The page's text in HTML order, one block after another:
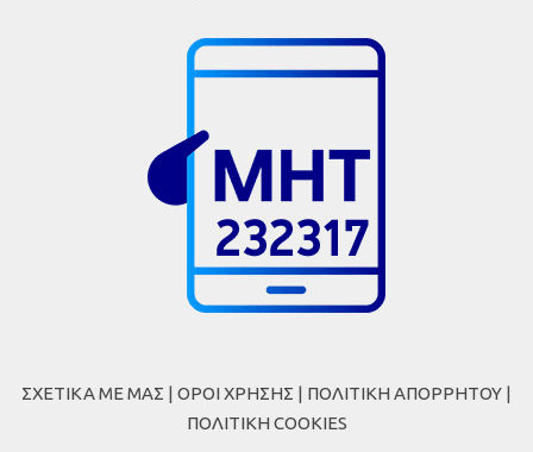
ΣΧΕΤΙΚΑ ΜΕ ΜΑΣ | ΟΡΟΙ ΧΡΗΣΗΣ | ΠΟΛΙΤΙΚΗ ΑΠΟΡΡΗΤΟΥ |
ΠΟΛΙΤΙΚΗ COOKIES